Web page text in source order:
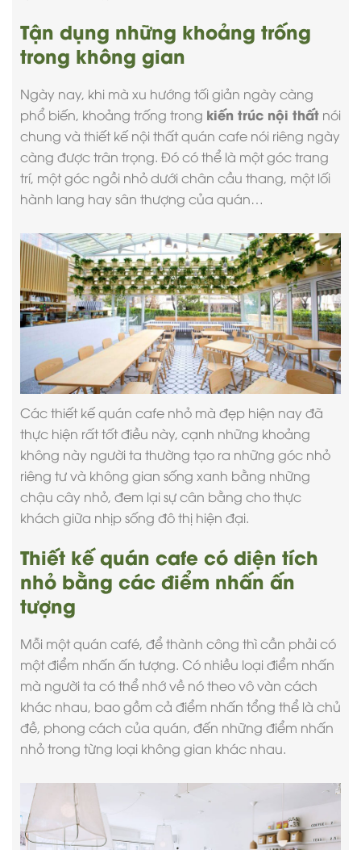
Tận dụng những khoảng trống
trong không gian
Ngày nay, khi mà xu hướng tối giản ngày càng
phổ biến, khoảng trống trong kiến trúc nội thất nói
chung và thiết kế nội thất quán cafe nói riêng ngày
càng được trân trọng. Đó có thể là một góc trang
trí, một góc ngồi nhỏ dưới chân cầu thang, một lối
hành lang hay sân thượng của quán…
Các thiết kếquán cafe nhỏ mà đẹp hiện nay đã
thực hiện rất tốt điều này, cạnh những khoảng
không này người ta thường tạo ra những góc nhỏ
riêng tư và không gian sống xanh bằng những
chậu cây nhỏ, đem lại sự cân bằng cho thực
khách giữa nhịp sống đô thị hiện đại.
Thiết kế quán cafe có diện tích
nhỏ bằng các điểm nhấn ấn
tượng
Mỗi một quán café, để thành công thì cần phải có
một điểm nhấn ấn tượng. Có nhiều loại điểm nhấn
mà người ta có thể nhớ về nó theo vô vàn cách
khác nhau, bao gồm cả điểm nhấn tổng thể là chủ
đề, phong cách của quán, đến những điểm nhấn
nhỏ trong từng loại không gian khác nhau.